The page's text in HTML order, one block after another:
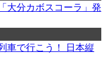
大分カボスコーラ」発
車で行こう！ 日本縦